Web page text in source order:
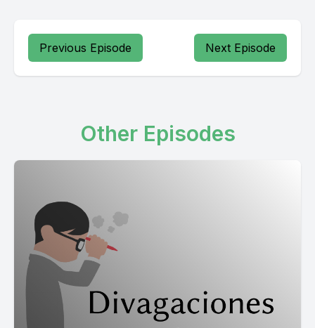
Previous Episode Next Episode
Other Episodes